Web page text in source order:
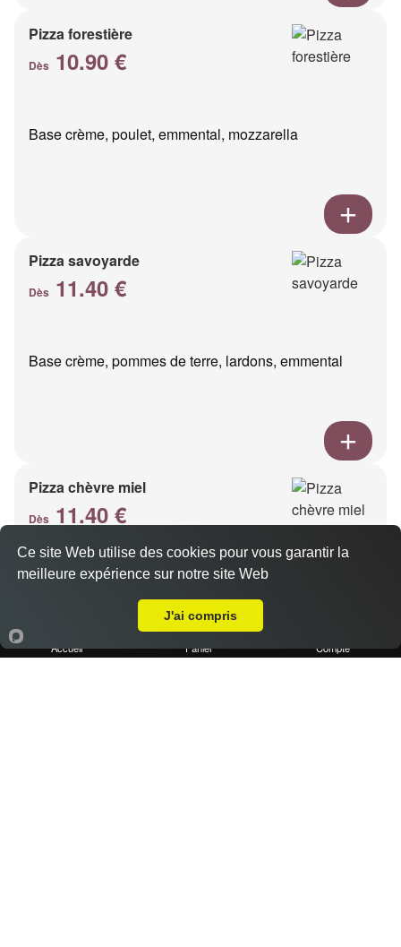
Pizza forestière
Dès 10.90 €
Base crème, poulet, emmental, mozzarella
Pizza savoyarde
Dès 11.40 €
Base crème, pommes de terre, lardons, emmental
Pizza chèvre miel
Dès 11.40 €
Base crème, chèvre, miel, emmental
Accueil Panier Compte
Ce site Web utilise des cookies pour vous garantir la
meilleure expérience sur notre site Web
J'ai compris